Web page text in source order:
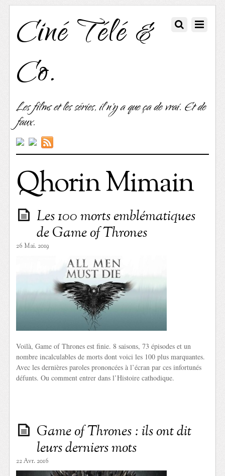
Ciné Télé &
Co.
Les films et les séries, il n'y a que ça de vrai. Et de
faux.
Qhorin Mimain
Les 100 morts emblématiques
de Game of Thrones
26 Mai. 2019
Voilà, Game of Thrones est finie. 8 saisons, 73 épisodes et un
nombre incalculables de morts dont voici les 100 plus marquantes.
Avec les dernières paroles prononcées à l’écran par ces infortunés
défunts. Ou comment entrer dans l’Histoire cathodique.
Game of Thrones : ils ont dit
leurs derniers mots
22 Avr. 2016